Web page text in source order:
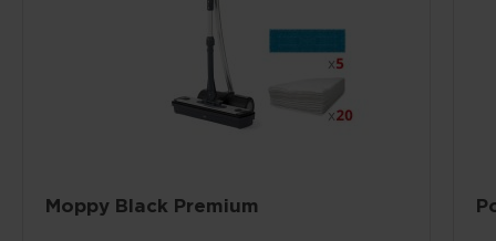
Moppy Black Premium